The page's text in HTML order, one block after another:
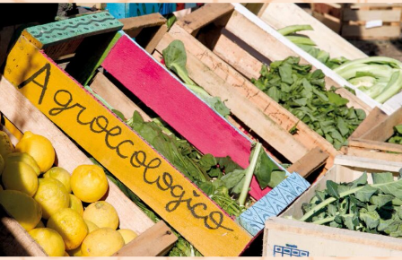
policultivos y fomenta el control biológico, la autoproducción de
semillas y el uso de insumos realizados en la chacra
(biopreparados). Por otro lado, la agroecología prioriza la
economía social y solidaria sin necesidad de certificación
externa, o con certificación participativa (FIGURA 1). En
contraste, la producción orgánica en nuestro país se orienta
principalmente hacia la exportación y depende de
certificaciones cuyos costos son asumidos por los agricultores.
Por último, en el ámbito social, la agroecología fomenta el
cooperativismo y las asociaciones, frente a la producción
orgánica con una mirada más hacia lo empresarial e individual.